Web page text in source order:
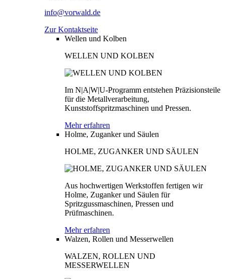
info@vorwald.de
Zur Kontaktseite
Wellen und Kolben
WELLEN UND KOLBEN
Im N|A|W|U-Programm entstehen Präzisionsteile
für die Metallverarbeitung,
Kunststoffspritzmaschinen und Pressen.
Mehr erfahren
Holme, Zuganker und Säulen
HOLME, ZUGANKER UND SÄULEN
Aus hochwertigen Werkstoffen fertigen wir
Holme, Zuganker und Säulen für
Spritzgussmaschinen, Pressen und
Prüfmaschinen.
Mehr erfahren
Walzen, Rollen und Messerwellen
WALZEN, ROLLEN UND
MESSERWELLEN